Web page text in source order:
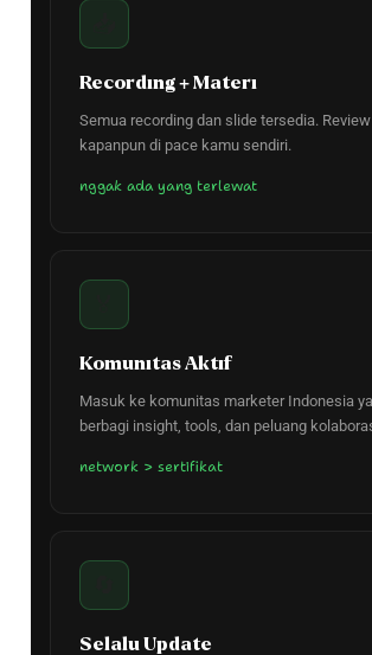
Recording + Materi
Semua recording dan slide tersedia.
kapanpun di pace kamu sendiri.
nggak ada yang terlewat
Komunitas Aktif
Masuk ke komunitas marketer Indonesia
berbagi insight, tools, dan peluang
network > sertifikat
Selalu Update